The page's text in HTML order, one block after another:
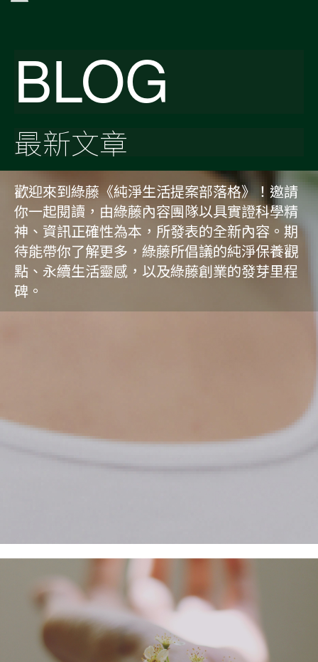
BLOG
最新文章
歡迎來到綠藤《純淨生活提案部落格》！邀請
你一起閱讀，由綠藤內容團隊以具實證科學精
神、資訊正確性為本，所發表的全新內容。期
待能帶你了解更多，綠藤所倡議的純淨保養觀
點、永續生活靈感，以及綠藤創業的發芽里程
碑。